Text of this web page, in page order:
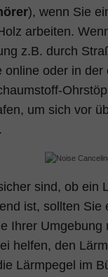
), wenn Sie
arbeiten.
z.B. durch
online oder in der
um sich vor
sind, ob ein
ist, sollten Sie
Ihrer Umgebung
helfen, den
Lärmpegel im